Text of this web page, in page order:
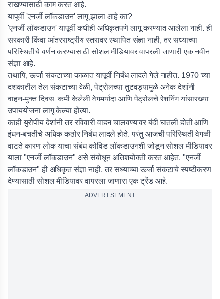
राखण्यासाठी काम करत आहे.
यापूर्वी 'एनर्जी लॉकडाउन' लागू झाला आहे का?
'एनर्जी लॉकडाउन' यापूर्वी कधीही अधिकृतपणे लागू करण्यात आलेला नाही. ही
सरकारी किंवा आंतरराष्ट्रीय स्तरावर स्थापित संज्ञा नाही, तर सध्याच्या
परिस्थितीचे वर्णन करण्यासाठी सोशल मीडियावर वापरली जाणारी एक नवीन
संज्ञा आहे.
तथापि, ऊर्जा संकटाच्या काळात यापूर्वी निर्बंध लादले गेले नाहीत. 1970 च्या
दशकातील तेल संकटाच्या वेळी, पेट्रोलच्या तुटवड्यामुळे अनेक देशांनी
वाहन-मुक्त दिवस, कमी केलेली वेगमर्यादा आणि पेट्रोलचे रेशनिंग यांसारख्या
उपाययोजना लागू केल्या होत्या.
काही युरोपीय देशांनी तर रविवारी वाहन चालवण्यावर बंदी घातली होती आणि
इंधन-बचतीचे अधिक कठोर निर्बंध लादले होते. परंतु आजची परिस्थिती वेगळी
वाटते कारण लोक याचा संबंध कोविड लॉकडाउनशी जोडून सोशल मीडियावर
याला "एनर्जी लॉकडाउन" असे संबोधून अतिशयोक्ती करत आहेत. "एनर्जी
लॉकडाउन" ही अधिकृत संज्ञा नाही, तर सध्याच्या ऊर्जा संकटाचे स्पष्टीकरण
देण्यासाठी सोशल मीडियावर वापरला जाणारा एक ट्रेंड आहे.
ADVERTISEMENT